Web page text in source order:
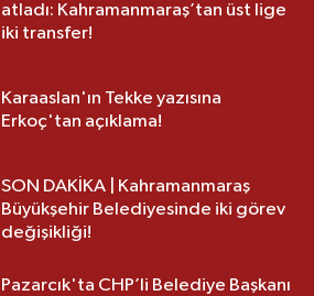
atladı: Kahramanmaraş’tan üst lige
iki transfer!
Karaaslan'ın Tekke yazısına
Erkoç'tan açıklama!
SON DAKİKA | Kahramanmaraş
Büyükşehir Belediyesinde iki görev
değişikliği!
Pazarcık'ta CHP’li Belediye Başkanı